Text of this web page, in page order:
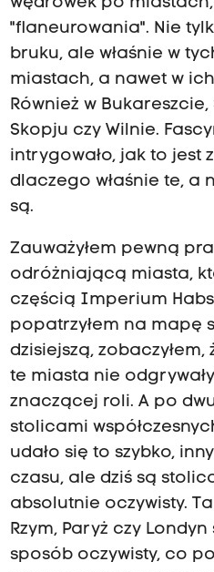
"flaneurowania". Nie
bruku, ale właśnie w
miastach, a nawet w
Również w
Skopju czy Wilnie.
intrygowało, jak to jest
dlaczego właśnie te, a
są.
Zauważyłem pewną
odróżniającą miasta,
częścią Imperium
popatrzyłem na mapę
dzisiejszą,
te miasta nie
znaczącej roli. A po
stolicami
udało się to szybko,
czasu, ale dziś są
absolutnie oczywisty.
Rzym, Paryż czy
sposób oczywisty, co